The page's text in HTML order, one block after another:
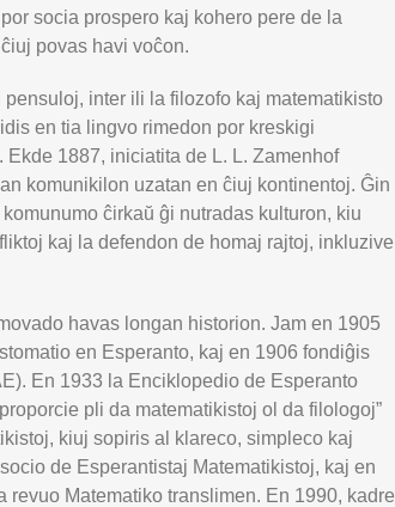
socia prospero kaj kohero pere de la
povas havi voĉon.
inter ili la filozofo kaj matematikisto
en tia lingvo rimedon por kreskigi
1887, iniciatita de L. L. Zamenhof
komunikilon uzatan en ĉiuj kontinentoj. Ĝin
ĉirkaŭ ĝi nutradas kulturon, kiu
kaj la defendon de homaj rajtoj, inkluzive
havas longan historion. Jam en 1905
en Esperanto, kaj en 1906 fondiĝis
En 1933 la Enciklopedio de Esperanto
pli da matematikistoj ol da filologoj”
kiuj sopiris al klareco, simpleco kaj
de Esperantistaj Matematikistoj, kaj en
Matematiko translimen. En 1990, kadre